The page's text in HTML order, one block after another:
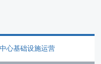
心基础设施运营